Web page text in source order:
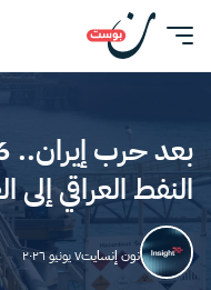
النفط العراقي إلى
نون إنسايت٧ يونيو ٢٠٢٦